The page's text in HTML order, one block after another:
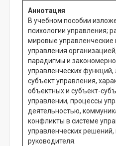
Аннотация
В учебном пособии
психологии управления;
мировые управленческие
управления
парадигмы и
управленческих функций,
субъект управления,
объектных и субъект-
управлении, процессы
деятельностью,
конфликты в системе
управленческих решений,
руководителя.